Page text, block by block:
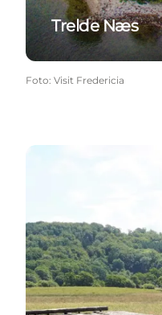
Trelde Næs
Foto: Visit Fredericia